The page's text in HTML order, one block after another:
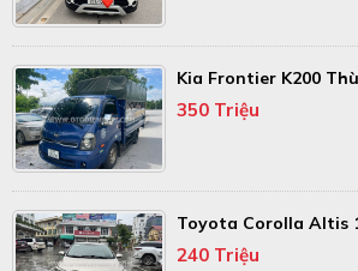
Kia Frontier K200
350 Triệu
Toyota Corolla Altis
240 Triệu